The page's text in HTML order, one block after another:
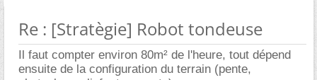
Re : [Stratègie] Robot tondeuse
Il faut compter environ 80m² de l'heure, tout dépend
ensuite de la configuration du terrain (pente,